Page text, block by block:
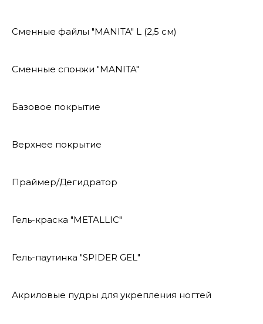
Сменные файлы "MANITA" L (2,5 см)
Сменные спонжи "MANITA"
Базовое покрытие
Верхнее покрытие
Праймер/Дегидратор
Гель-краска "METALLIC"
Гель-паутинка "SPIDER GEL"
Акриловые пудры для укрепления ногтей